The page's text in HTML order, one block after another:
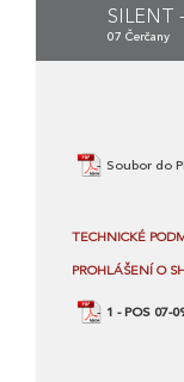
SILENT
07 Čerčany
Soubor do
TECHNICKÉ
PROHLÁŠENÍ O
1 - POS 07-